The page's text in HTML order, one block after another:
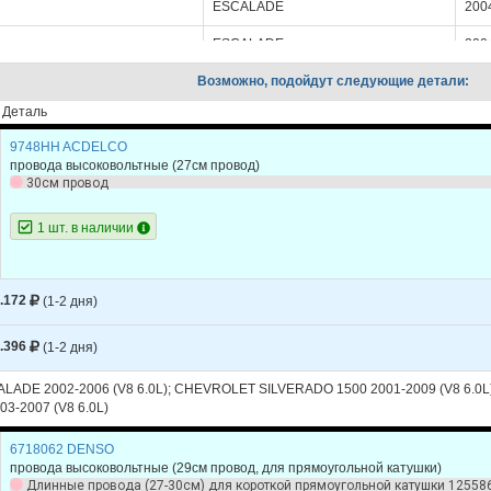
ESCALADE
ESCALADE
ESCALADE 2003
ESCALADE
Возможно, подойдут следующие детали:
Деталь
9748HH ACDELCO
провода высоковольтные (27см провод)
30см провод
1 шт. в наличии
(1-2 дня)
(1-2 дня)
2002-2006 (V8 6.0L); CHEVROLET SILVERADO 1500 2001-2009 (V8
2007 (V8 6.0L)
6718062 DENSO
провода высоковольтные (29см провод, для прямоугольной катушки)
Длинные провода (27-30см) для короткой прямоугольной катушки